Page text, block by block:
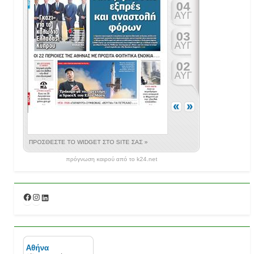
πρόγνωση καιρού από το k24.net
Facebook
Instagram
Linkedin